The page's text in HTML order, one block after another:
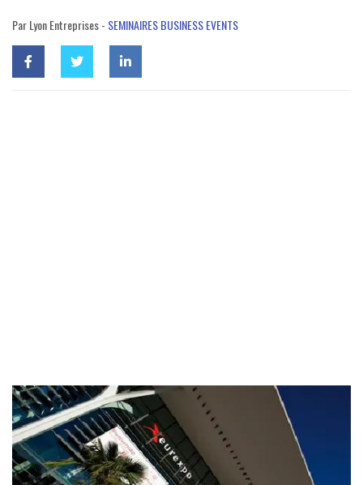
Par Lyon Entreprises - SEMINAIRES BUSINESS EVENTS